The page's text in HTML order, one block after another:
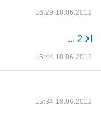
16:29 18.06.2012
... 2
15:44 18.06.2012
15:34 18.06.2012